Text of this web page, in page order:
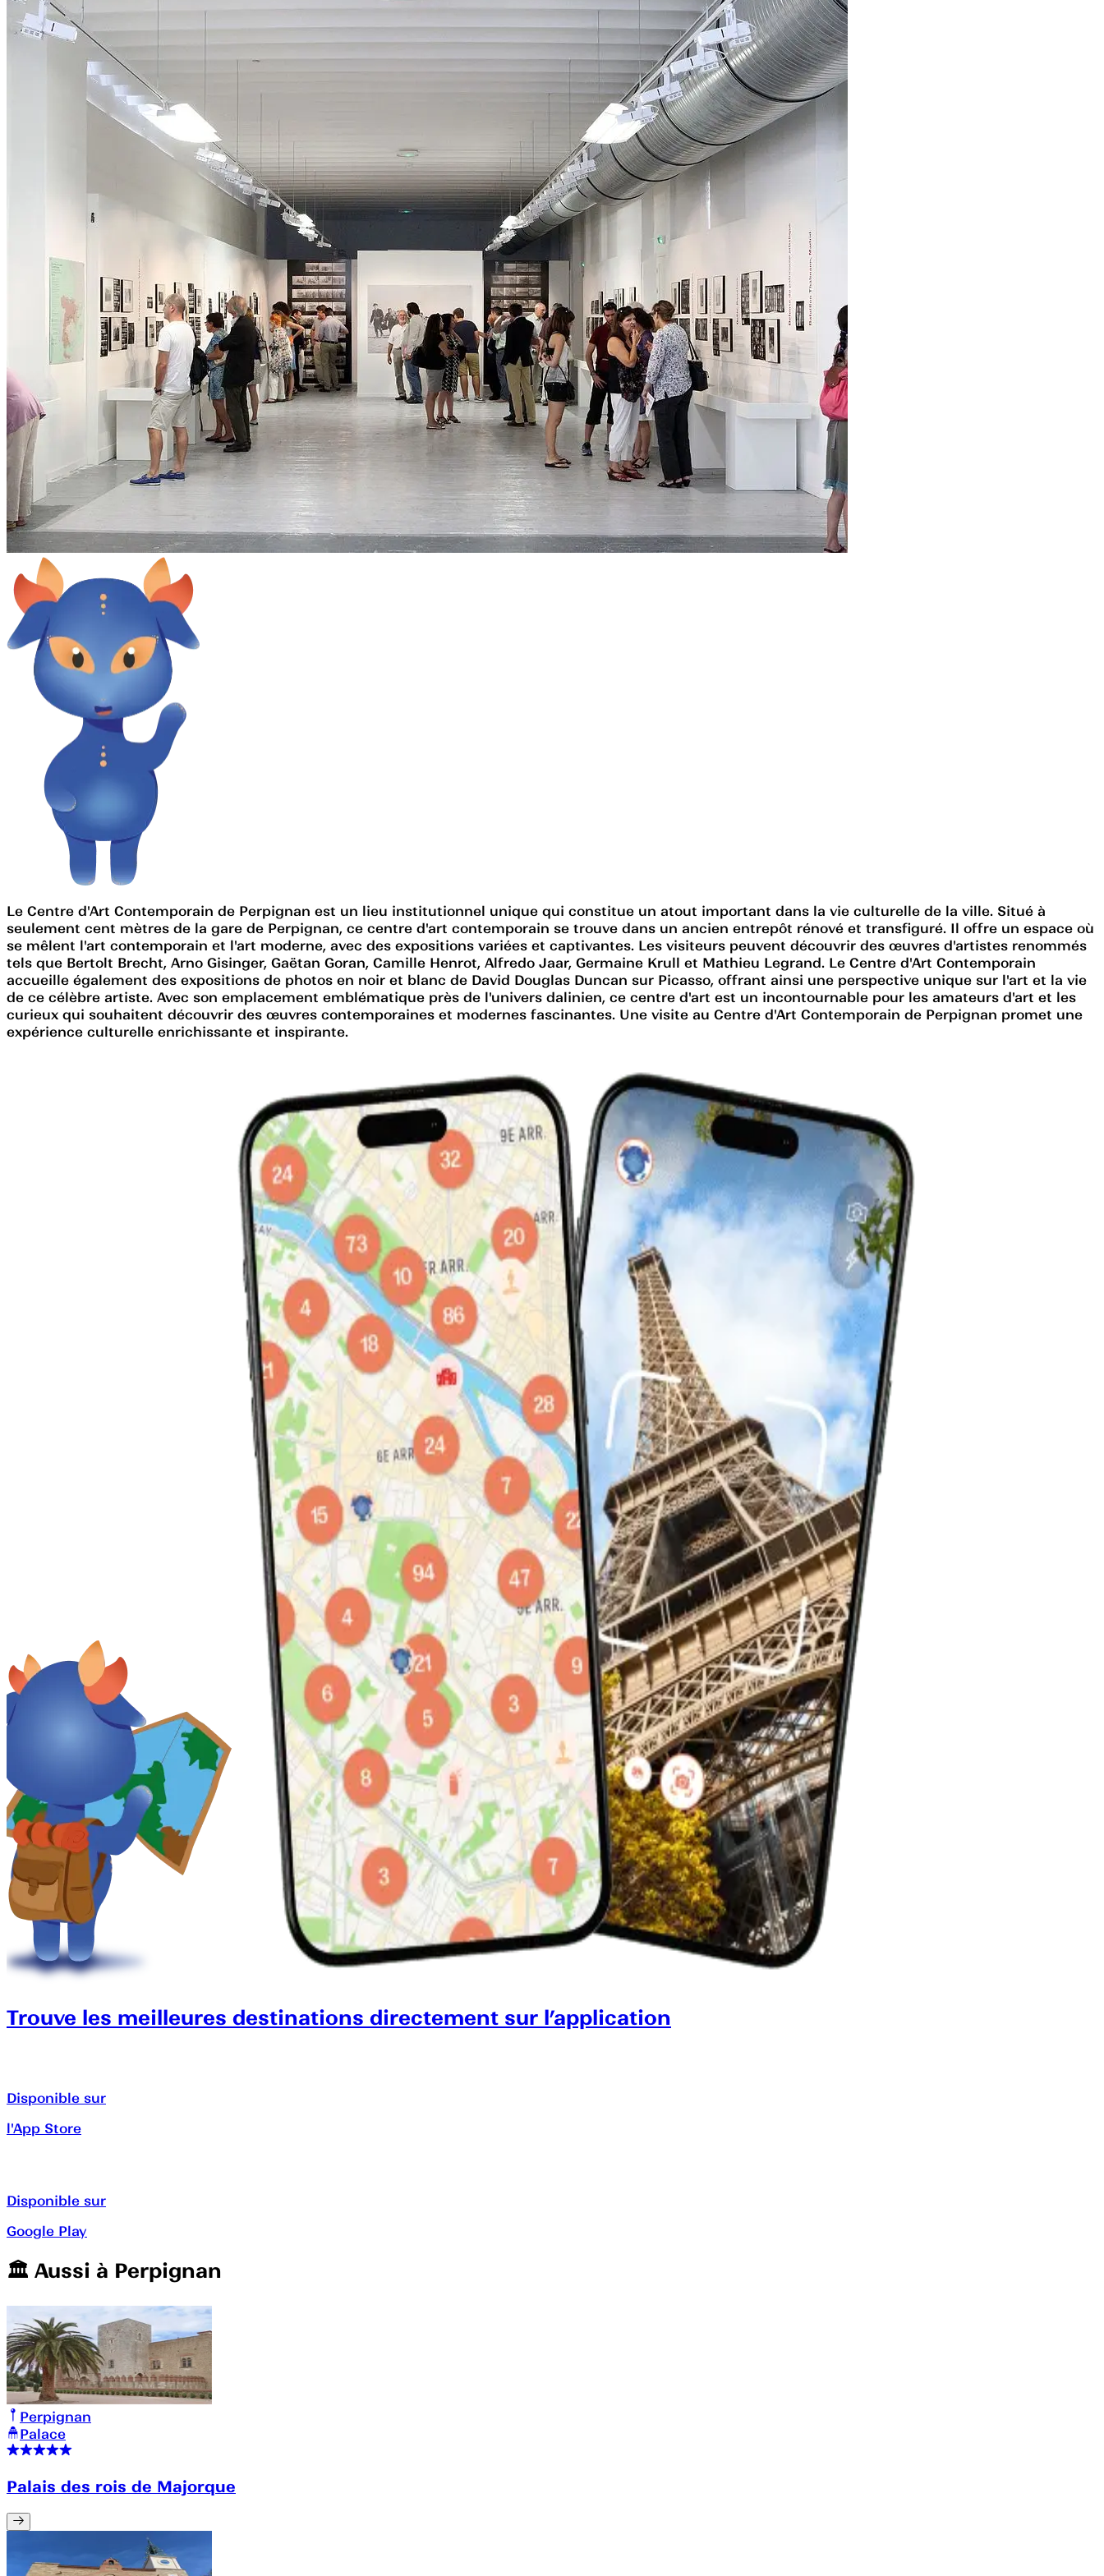
Le Centre d'Art Contemporain de Perpignan est un lieu institutionnel unique qui constitue un atout important dans la vie culturelle de la ville. Situé à
seulement cent mètres de la gare de Perpignan, ce centre d'art contemporain se trouve dans un ancien entrepôt rénové et transfiguré. Il offre un espace où
se mêlent l'art contemporain et l'art moderne, avec des expositions variées et captivantes. Les visiteurs peuvent découvrir des œuvres d'artistes renommés
tels que Bertolt Brecht, Arno Gisinger, Gaëtan Goran, Camille Henrot, Alfredo Jaar, Germaine Krull et Mathieu Legrand. Le Centre d'Art Contemporain
accueille également des expositions de photos en noir et blanc de David Douglas Duncan sur Picasso, offrant ainsi une perspective unique sur l'art et la vie
de ce célèbre artiste. Avec son emplacement emblématique près de l'univers dalinien, ce centre d'art est un incontournable pour les amateurs d'art et les
curieux qui souhaitent découvrir des œuvres contemporaines et modernes fascinantes. Une visite au Centre d'Art Contemporain de Perpignan promet une
expérience culturelle enrichissante et inspirante.
Trouve les meilleures destinations directement sur l’application
Disponible sur
l'App Store
Disponible sur
Google Play
🏛️️ Aussi à Perpignan
Perpignan
Palace
Palais des rois de Majorque